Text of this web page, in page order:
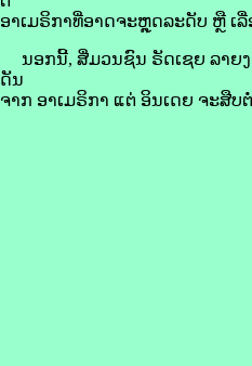
ອາ​ເມ​ຣິ​ກາ​ທີ່​ອາດ​ຈະ​ຫຼຸດ​ລະດັບ ຫຼື ເ
ນອກ​ນີ້, ສື່​ມວນ​ຊົນ ​ຣັດ​ເຊຍ ​ລາຍ​ງ
ດັນ​
ຈາກ​ ອາ​ເມ​ຣິ​ກາ ແຕ່​ ອິນ​ເດຍ​ ຈະ​ສື